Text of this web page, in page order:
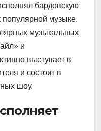
бардовскую
музыке.
музыкальных
и
выступает в
и состоит в
шоу.